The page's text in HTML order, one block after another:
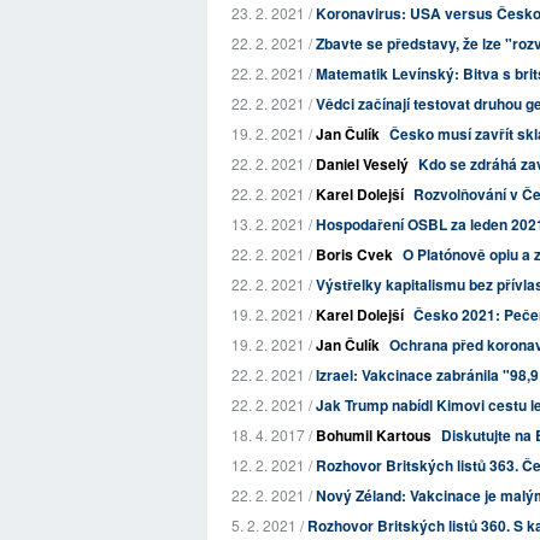
23. 2. 2021 /Koronavirus: USA versus Česko
22. 2. 2021 /Zbavte se představy, že lze
22. 2. 2021 /Matematik Levínský: Bitva s
22. 2. 2021 /Vědci začínají testovat druhou
19. 2. 2021 /Jan Čulík Česko musí zavřít
22. 2. 2021 /Daniel Veselý Kdo se zdráhá
22. 2. 2021 /Karel Dolejší Rozvolňování v
13. 2. 2021 /Hospodaření OSBL za leden
22. 2. 2021 /Boris Cvek O Platónově opiu a
22. 2. 2021 /Výstřelky kapitalismu bez
19. 2. 2021 /Karel Dolejší Česko 2021:
19. 2. 2021 /Jan Čulík Ochrana před
22. 2. 2021 /Izrael: Vakcinace zabránila
22. 2. 2021 /Jak Trump nabídl Kimovi cestu
18. 4. 2017 /Bohumil Kartous Diskutujte na
12. 2. 2021 /Rozhovor Britských listů 363.
22. 2. 2021 /Nový Zéland: Vakcinace je
5. 2. 2021 /Rozhovor Britských listů 360. S